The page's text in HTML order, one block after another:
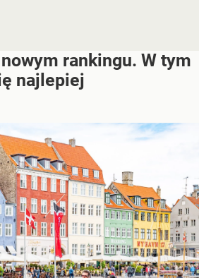
rankingu. W tym
najlepiej